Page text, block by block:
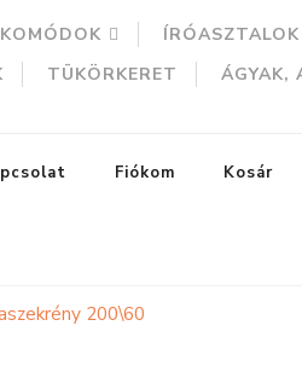
KOMÓDOK ÍRÓASZTALOK
TÜKÖRKERET ÁGYAK,
Fiókom Kosár
200\60